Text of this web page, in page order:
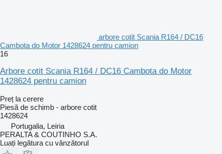
arbore cotit Scania R164 / DC16
Cambota do Motor 1428624 pentru camion
16
Arbore cotit Scania R164 / DC16 Cambota do Motor
1428624 pentru camion
Preț la cerere
Piesă de schimb - arbore cotit
1428624
Portugalia, Leiria
PERALTA & COUTINHO S.A.
Luați legătura cu vânzătorul